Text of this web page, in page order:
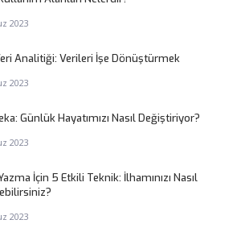
2023
Analitiği: Verileri İşe Dönüştürmek
2023
Günlük Hayatımızı Nasıl Değiştiriyor?
2023
Yazma İçin 5 Etkili Teknik: İlhamınızı Nasıl
2023